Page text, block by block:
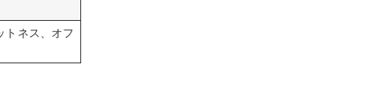
トネス、オフ